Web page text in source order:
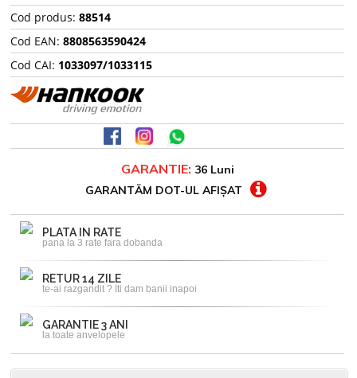
Cod produs: 88514
Cod EAN: 8808563590424
Cod CAI: 1033097/1033115
GARANTIE: 36 Luni
GARANTĂM DOT-UL AFIȘAT
PLATA IN RATE
pana la 3 rate fara dobanda
RETUR 14 ZILE
te-ai razgandit ? Iti dam banii inapoi
GARANTIE 3 ANI
la toate anvelopele